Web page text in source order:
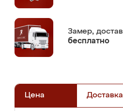
Замер,
бесплатно
Цена Доставка